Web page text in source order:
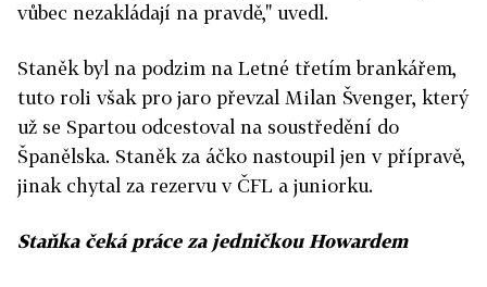
vůbec nezakládají na pravdě," uvedl.
Staněk byl na podzim na Letné třetím brankářem,
tuto roli však pro jaro převzal Milan Švenger, který
už se Spartou odcestoval na soustředění do
Španělska. Staněk za áčko nastoupil jen v přípravě,
jinak chytal za rezervu v ČFL a juniorku.
Staňka čeká práce za jedničkou Howardem